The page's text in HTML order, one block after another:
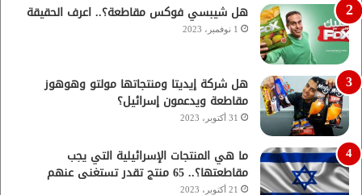
هل شيبسي فوكس مقاطعة؟.. اعرف الحقيقة
1 نوفمبر، 2023
هل شركة إيديتا ومنتجاتها مولتو وهوهوز
مقاطعة ويدعمون إسرائيل؟
31 أكتوبر، 2023
ما هي المنتجات الإسرائيلية التي يجب
مقاطعتها؟.. 65 منتج تقدر تستغنى عنهم
21 أكتوبر، 2023